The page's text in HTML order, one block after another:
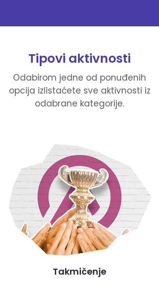
Tipovi aktivnosti
Odabirom jedne od ponuđenih
opcija izlistaćete sve aktivnosti iz
odabrane kategorije.
Takmičenje